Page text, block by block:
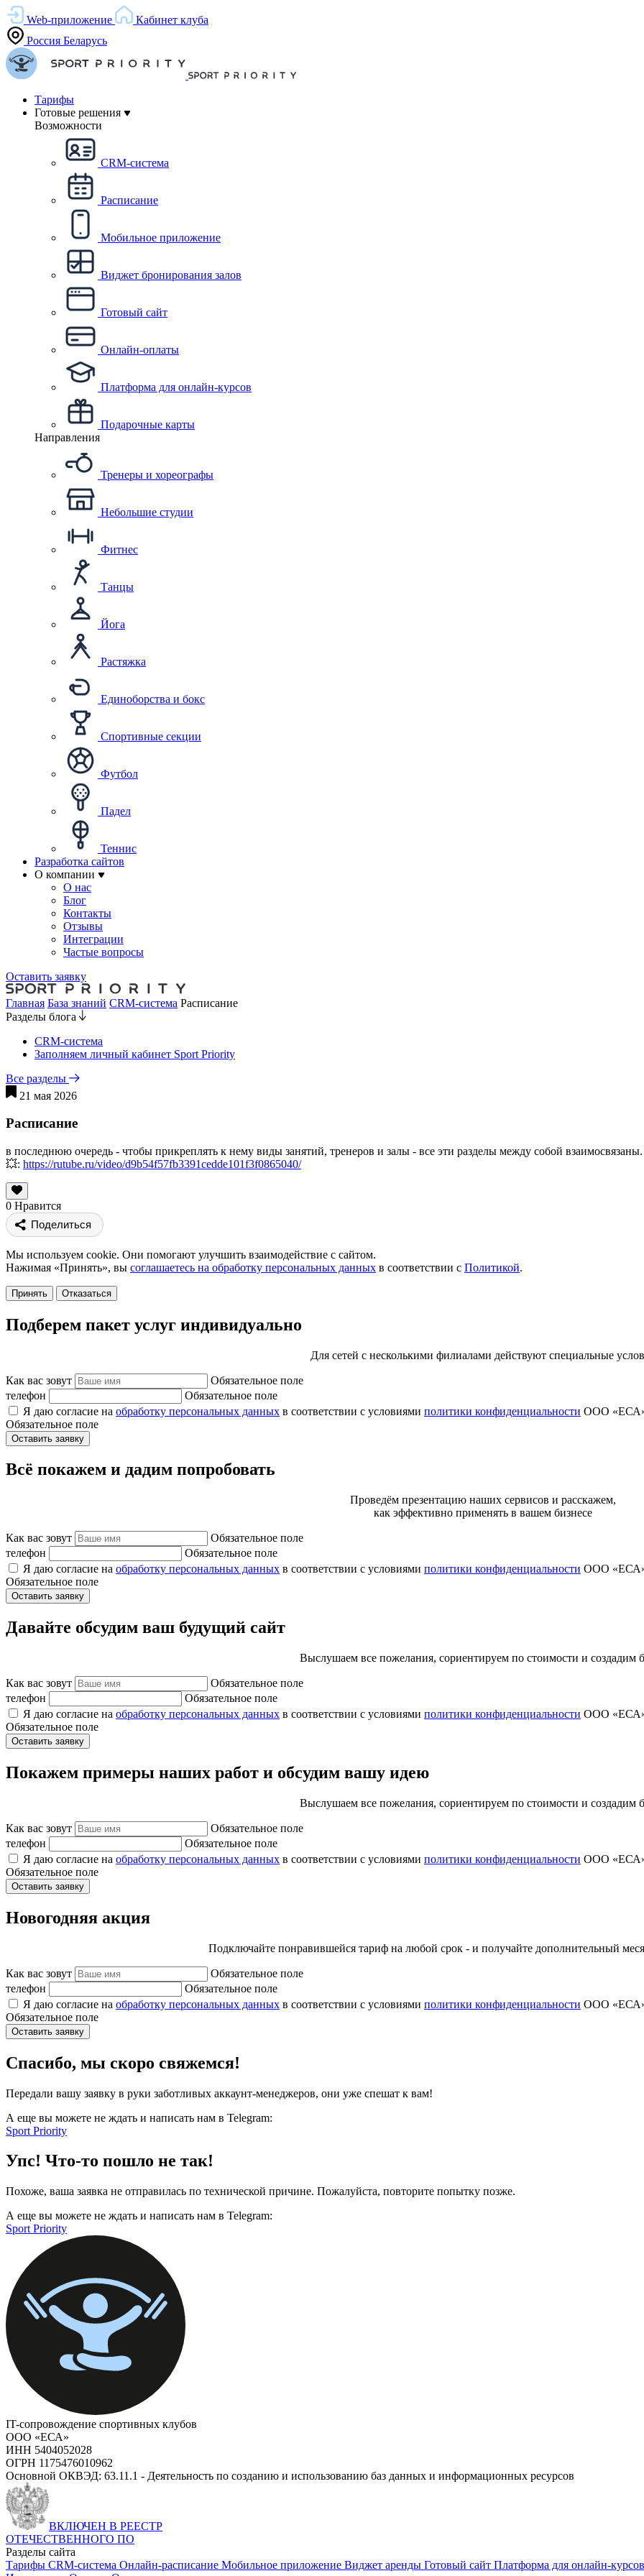
Web-приложение
Кабинет клуба
Россия Беларусь
Тарифы
Готовые решения
Возможности
CRM-система
Расписание
Мобильное приложение
Виджет бронирования залов
Готовый сайт
Онлайн-оплаты
Платформа для онлайн-курсов
Подарочные карты
Направления
Тренеры и хореографы
Небольшие студии
Фитнес
Танцы
Йога
Растяжка
Единоборства и бокс
Спортивные секции
Футбол
Падел
Теннис
Разработка сайтов
О компании
О нас
Блог
Контакты
Отзывы
Интеграции
Частые вопросы
Оставить заявку
Главная База знаний CRM-система Расписание
Разделы блога
CRM-система
Заполняем личный кабинет Sport Priority
Все разделы
21 мая 2026
Расписание
в последнюю очередь - чтобы прикреплять к нему виды занятий, тренеров и залы - все эти разделы между собой
💥: https://rutube.ru/video/d9b54f57fb3391cedde101f3f0865040/
0 Нравится
Поделиться
Мы используем cookie. Они помогают улучшить взаимодействие с сайтом.
Нажимая «Принять», вы соглашаетесь на обработку персональных данных в соответствии с Политикой.
Принять Отказаться
Подберем пакет услуг индивидуально
Для сетей с несколькими филиалами действуют специальные
Как вас зовут
Обязательное поле
телефон
Обязательное поле
Я даю согласие на обработку персональных данных в соответствии с условиями политики конфиденциальности ООО
Обязательное поле
Оставить заявку
Всё покажем и дадим попробовать
Проведём презентацию наших сервисов и расскажем,
как эффективно применять в вашем бизнесе
Как вас зовут
Обязательное поле
телефон
Обязательное поле
Я даю согласие на обработку персональных данных в соответствии с условиями политики конфиденциальности ООО
Обязательное поле
Оставить заявку
Давайте обсудим ваш будущий сайт
Выслушаем все пожелания, сориентируем по стоимости и создадим
Как вас зовут
Обязательное поле
телефон
Обязательное поле
Я даю согласие на обработку персональных данных в соответствии с условиями политики конфиденциальности ООО
Обязательное поле
Оставить заявку
Покажем примеры наших работ и обсудим вашу идею
Выслушаем все пожелания, сориентируем по стоимости и создадим
Как вас зовут
Обязательное поле
телефон
Обязательное поле
Я даю согласие на обработку персональных данных в соответствии с условиями политики конфиденциальности ООО
Обязательное поле
Оставить заявку
Новогодняя акция
Подключайте понравившейся тариф на любой срок - и получайте дополнительный
Как вас зовут
Обязательное поле
телефон
Обязательное поле
Я даю согласие на обработку персональных данных в соответствии с условиями политики конфиденциальности ООО
Обязательное поле
Оставить заявку
Спасибо, мы скоро свяжемся!
Передали вашу заявку в руки заботливых аккаунт-менеджеров, они уже спешат к вам!
А еще вы можете не ждать и написать нам в Telegram:
Sport Priority
Упс! Что-то пошло не так!
Похоже, ваша заявка не отправилась по технической причине. Пожалуйста, повторите попытку позже.
А еще вы можете не ждать и написать нам в Telegram:
Sport Priority
IT-сопровождение спортивных клубов
ООО «ЕСА»
ИНН 5404052028
ОГРН 1175476010962
Основной ОКВЭД: 63.11.1 - Деятельность по созданию и использованию баз данных и информационных ресурсов
ВКЛЮЧЕН В РЕЕСТР
ОТЕЧЕСТВЕННОГО ПО
Разделы сайта
Тарифы CRM-система Онлайн-расписание Мобильное приложение Виджет аренды Готовый сайт Платформа для онлайн-курсов